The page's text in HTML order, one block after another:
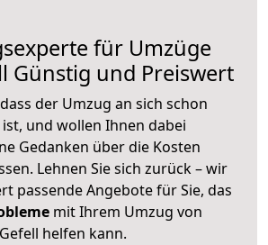
für Umzüge
Günstig und Preiswert
der Umzug an sich schon
und wollen Ihnen dabei
Gedanken über die Kosten
Lehnen Sie sich zurück – wir
passende Angebote für Sie, das
mit Ihrem Umzug von
helfen kann.